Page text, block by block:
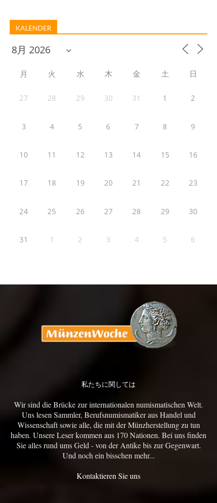
KALENDER
月 火 水 木 金 土 日
27 28 29 30 31 1 2
3 4 5 6 7 8 9
10 11 12 13 14 15 16
17 18 19 20 21 22 23
24 25 26 27 28 29 30
31 1 2 3 4 5 6
私たちに関しては
Wir sind die Brücke zur internationalen numismatischen Welt.
Uns lesen Sammler, Berufsnumismatiker aus Handel und
Wissenschaft sowie alle, die mit der Münzherstellung zu tun
haben. Unsere Leser kommen aus 170 Nationen. Bei uns finden
Sie alles rund ums Geld - von der Antike bis zur Gegenwart.
Und noch ein bisschen mehr...
Kontaktieren Sie uns